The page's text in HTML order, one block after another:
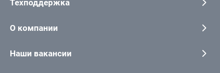
Техподдержка
О компании
Наши вакансии